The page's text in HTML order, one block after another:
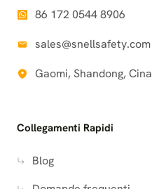
86 172 0544 8906
sales@snellsafety.com
Gaomi, Shandong, Cina
Collegamenti Rapidi
Blog